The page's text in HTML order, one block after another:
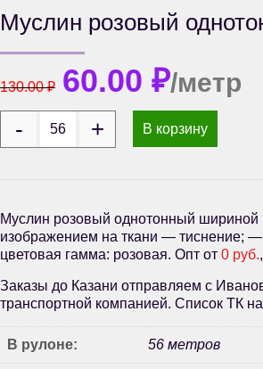
Муслин розовый
130.00₽ 60.00 ₽/метр
В корзину
Муслин розовый однотонный шириной
изображением на ткани — тиснение;
цветовая гамма: розовая. Опт от 0 руб.
Заказы до Казани отправляем с
транспортной компанией. Список ТК
В рулоне: 56 метров